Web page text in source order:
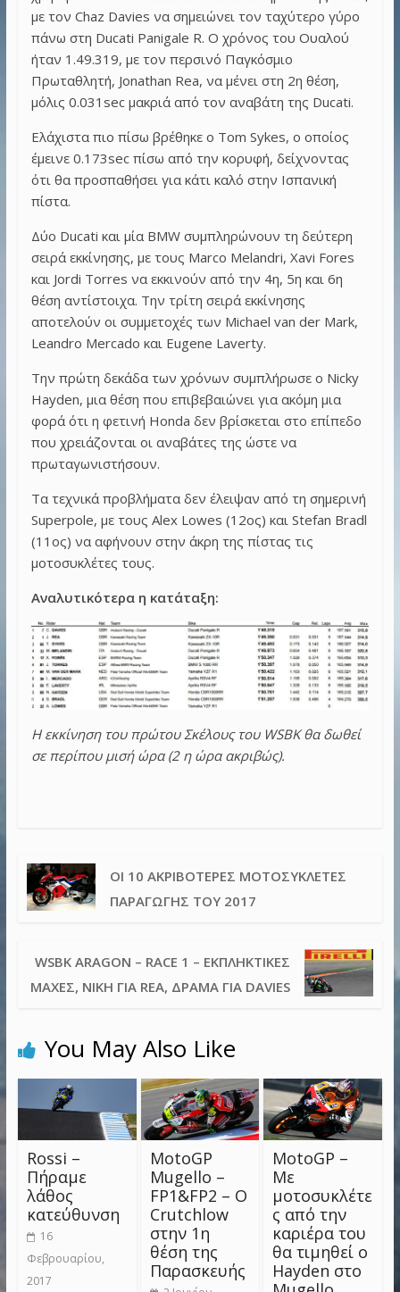
με τον Chaz Davies να σημειώνει τον ταχύτερο γύρο
πάνω στη Ducati Panigale R. Ο χρόνος του Ουαλού
ήταν 1.49.319, με τον περσινό Παγκόσμιο
Πρωταθλητή, Jonathan Rea, να μένει στη 2η θέση,
μόλις 0.031sec μακριά από τον αναβάτη της Ducati.
Ελάχιστα πιο πίσω βρέθηκε ο Tom Sykes, ο οποίος
έμεινε 0.173sec πίσω από την κορυφή, δείχνοντας
ότι θα προσπαθήσει για κάτι καλό στην Ισπανική
πίστα.
Δύο Ducati και μία BMW συμπληρώνουν τη δεύτερη
σειρά εκκίνησης, με τους Marco Melandri, Xavi Fores
και Jordi Torres να εκκινούν από την 4η, 5η και 6η
θέση αντίστοιχα. Την τρίτη σειρά εκκίνησης
αποτελούν οι συμμετοχές των Michael van der Mark,
Leandro Mercado και Eugene Laverty.
Την πρώτη δεκάδα των χρόνων συμπλήρωσε ο Nicky
Hayden, μια θέση που επιβεβαιώνει για ακόμη μια
φορά ότι η φετινή Honda δεν βρίσκεται στο επίπεδο
που χρειάζονται οι αναβάτες της ώστε να
πρωταγωνιστήσουν.
Τα τεχνικά προβλήματα δεν έλειψαν από τη σημερινή
Superpole, με τους Alex Lowes (12ος) και Stefan Bradl
(11ος) να αφήνουν στην άκρη της πίστας τις
μοτοσυκλέτες τους.
Αναλυτικότερα η κατάταξη:
Η εκκίνηση του πρώτου Σκέλους του WSBK θα δωθεί
σε περίπου μισή ώρα (2 η ώρα ακριβώς).
ΟΙ 10 ΑΚΡΙΒΌΤΕΡΕΣ ΜΟΤΟΣΥΚΛΈΤΕΣ
ΠΑΡΑΓΩΓΉΣ ΤΟΥ 2017
WSBK ARAGON – RACE 1 – ΕΚΠΛΗΚΤΙΚΈΣ
ΜΆΧΕΣ, ΝΊΚΗ ΓΙΑ REA, ΔΡΆΜΑ ΓΙΑ DAVIES
You May Also Like
Rossi –
Πήραμε
λάθος
κατεύθυνση
16
Φεβρουαρίου,
2017
MotoGP
Mugello –
FP1&FP2 – Ο
Crutchlow
στην 1η
θέση της
Παρασκευής
MotoGP –
Με
μοτοσυκλέτε
ς από την
καριέρα του
θα τιμηθεί ο
Hayden στο